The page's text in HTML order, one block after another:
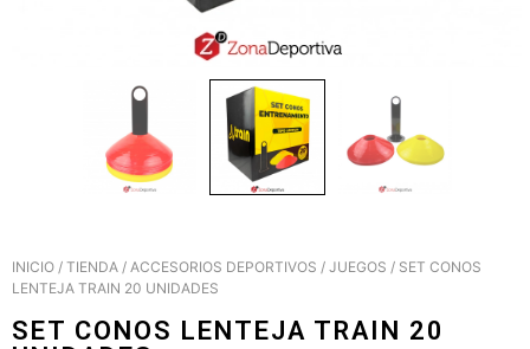
INICIO / TIENDA / ACCESORIOS DEPORTIVOS / JUEGOS / SET CONOS
LENTEJA TRAIN 20 UNIDADES
SET CONOS LENTEJA TRAIN 20